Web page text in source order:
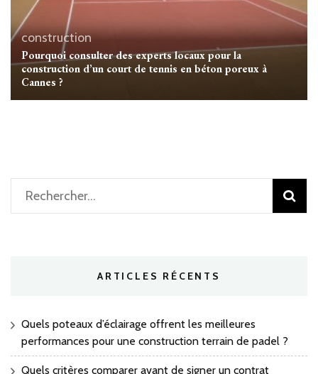
construction
Pourquoi consulter des experts locaux pour la
construction d’un court de tennis en béton poreux à
Cannes ?
Rechercher :
ARTICLES RÉCENTS
Quels poteaux d’éclairage offrent les meilleures
performances pour une construction terrain de padel ?
Quels critères comparer avant de signer un contrat